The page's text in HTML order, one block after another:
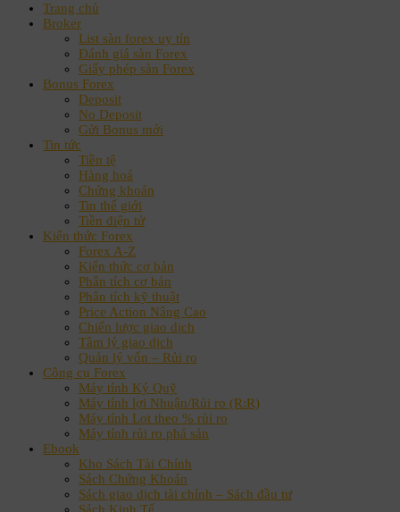
Trang chủ
Broker
List sàn forex uy tín
Đánh giá sàn Forex
Giấy phép sàn Forex
Bonus Forex
Deposit
No Deposit
Gửi Bonus mới
Tin tức
Tiền tệ
Hàng hoá
Chứng khoán
Tin thế giới
Tiền điện tử
Kiến thức Forex
Forex A-Z
Kiến thức cơ bản
Phân tích cơ bản
Phân tích kỹ thuật
Price Action Nâng Cao
Chiến lược giao dịch
Tâm lý giao dịch
Quản lý vốn – Rủi ro
Công cụ Forex
Máy tính Ký Quỹ
Máy tính lợi Nhuận/Rủi ro (R:R)
Máy tính Lot theo % rủi ro
Máy tính rủi ro phá sản
Ebook
Kho Sách Tài Chính
Sách Chứng Khoán
Sách giao dịch tài chính – Sách đầu tư